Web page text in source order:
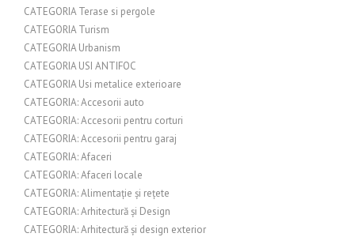
CATEGORIA Terase si pergole
CATEGORIA Turism
CATEGORIA Urbanism
CATEGORIA USI ANTIFOC
CATEGORIA Usi metalice exterioare
CATEGORIA: Accesorii auto
CATEGORIA: Accesorii pentru corturi
CATEGORIA: Accesorii pentru garaj
CATEGORIA: Afaceri
CATEGORIA: Afaceri locale
CATEGORIA: Alimentație și rețete
CATEGORIA: Arhitectură și Design
CATEGORIA: Arhitectură și design exterior